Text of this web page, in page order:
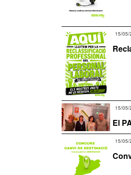
15/05/
15/05/
El
15/05/